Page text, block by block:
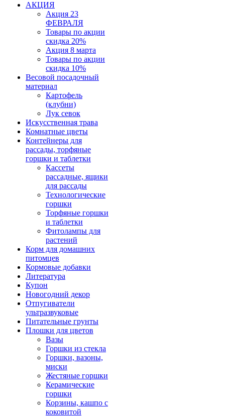
АКЦИЯ
Акция 23
ФЕВРАЛЯ
Товары по акции
скидка 20%
Акция 8 марта
Товары по акции
скидка 10%
Весовой посадочный
материал
Картофель
(клубни)
Лук севок
Искусственная трава
Комнатные цветы
Контейнеры для
рассады, торфяные
горшки и таблетки
Кассеты
рассадные, ящики
для рассады
Технологические
горшки
Торфяные горшки
и таблетки
Фитолампы для
растений
Корм для домашних
питомцев
Кормовые добавки
Литература
Купон
Новогодний декор
Отпугиватели
ультразвуковые
Питательные грунты
Плошки для цветов
Вазы
Горшки из стекла
Горшки, вазоны,
миски
Жестяные горшки
Керамические
горшки
Корзины, кашпо с
коковитой